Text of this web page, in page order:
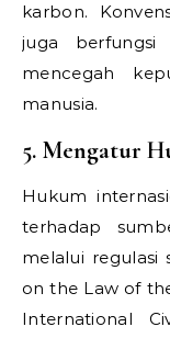
karbon.
juga berfungsi
mencegah
manusia.
5. Mengatur
Hukum
terhadap
melalui regulasi
on the Law of
International